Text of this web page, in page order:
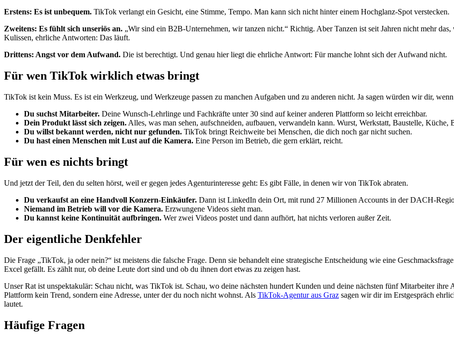
Erstens: Es ist unbequem. TikTok verlangt ein Gesicht, eine Stimme, Tempo. Man kann sich nicht hinter einem Hochglanz-Spot verstecken.
Zweitens: Es fühlt sich unseriös an. „Wir sind ein B2B-Unternehmen, wir tanzen nicht.“ Richtig. Aber Tanzen ist seit Jahren nicht mehr
Kulissen, ehrliche Antworten: Das läuft.
Drittens: Angst vor dem Aufwand. Die ist berechtigt. Und genau hier liegt die ehrliche Antwort: Für manche lohnt sich der Aufwand nicht.
Für wen TikTok wirklich etwas bringt
TikTok ist kein Muss. Es ist ein Werkzeug, und Werkzeuge passen zu manchen Aufgaben und zu anderen nicht. Ja sagen würden wir dir,
Du suchst Mitarbeiter. Deine Wunsch-Lehrlinge und Fachkräfte unter 30 sind auf keiner anderen Plattform so leicht erreichbar.
Dein Produkt lässt sich zeigen. Alles, was man sehen, aufschneiden, aufbauen, verwandeln kann. Wurst, Werkstatt, Baustelle, Küche,
Du willst bekannt werden, nicht nur gefunden. TikTok bringt Reichweite bei Menschen, die dich noch gar nicht suchen.
Du hast einen Menschen mit Lust auf die Kamera. Eine Person im Betrieb, die gern erklärt, reicht.
Für wen es nichts bringt
Und jetzt der Teil, den du selten hörst, weil er gegen jedes Agenturinteresse geht: Es gibt Fälle, in denen wir von TikTok abraten.
Du verkaufst an eine Handvoll Konzern-Einkäufer. Dann ist LinkedIn dein Ort, mit rund 27 Millionen Accounts in der DACH-
Niemand im Betrieb will vor die Kamera. Erzwungene Videos sieht man.
Du kannst keine Kontinuität aufbringen. Wer zwei Videos postet und dann aufhört, hat nichts verloren außer Zeit.
Der eigentliche Denkfehler
Die Frage „TikTok, ja oder nein?“ ist meistens die falsche Frage. Denn sie behandelt eine strategische Entscheidung wie eine
Excel gefällt. Es zählt nur, ob deine Leute dort sind und ob du ihnen dort etwas zu zeigen hast.
Unser Rat ist unspektakulär: Schau nicht, was TikTok ist. Schau, wo deine nächsten hundert Kunden und deine nächsten fünf Mitarbeiter
Plattform kein Trend, sondern eine Adresse, unter der du noch nicht wohnst. Als TikTok-Agentur aus Graz sagen wir dir im Erstgespräch
lautet.
Häufige Fragen